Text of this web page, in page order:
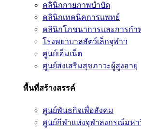
คลินิกกายภาพบำบัด
คลินิกเทคนิคการแพทย์
คลินิกโภชนาการและการกำ
โรงพยาบาลสัตว์เล็กจุฬาฯ
ศูนย์เอ็มเน็ต
ศูนย์ส่งเสริมสุขภาวะผู้สูงอายุ
พื้นที่สร้างสรรค์
ศูนย์พันธกิจเพื่อสังคม
ศูนย์กีฬาแห่งจุฬาลงกรณ์มหา